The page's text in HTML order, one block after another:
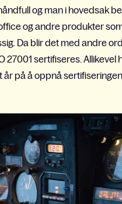
og man i hovedsak
og andre produkter
Da blir det med andre
27001 sertifiseres. Allikevel
år på å oppnå